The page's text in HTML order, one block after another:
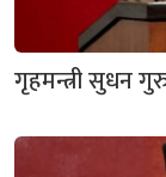
गृहमन्त्री सुधन